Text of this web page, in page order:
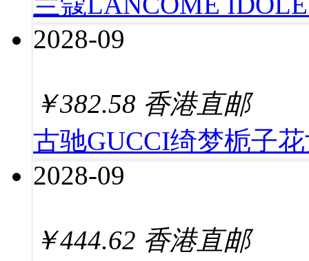
2028-09
￥382.58 香港直邮
古驰GUCCI绮梦栀子
2028-09
￥444.62 香港直邮